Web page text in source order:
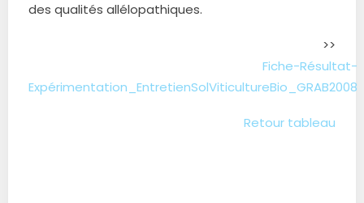
des qualités allélopathiques.
>>
Fiche-Résultat-
Expérimentation_EntretienSolViticultureBio_GRAB2008
Retour tableau